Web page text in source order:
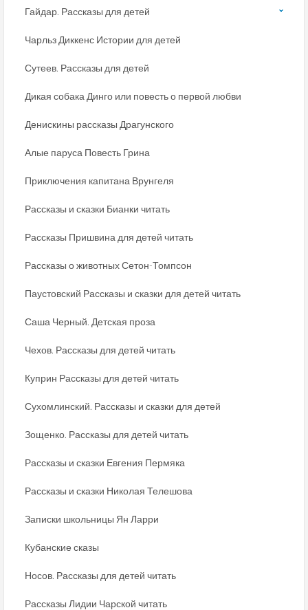
Гайдар. Рассказы для детей
Чарльз Диккенс Истории для детей
Сутеев. Рассказы для детей
Дикая собака Динго или повесть о первой любви
Денискины рассказы Драгунского
Алые паруса Повесть Грина
Приключения капитана Врунгеля
Рассказы и сказки Бианки читать
Рассказы Пришвина для детей читать
Рассказы о животных Сетон-Томпсон
Паустовский Рассказы и сказки для детей читать
Саша Черный. Детская проза
Чехов. Рассказы для детей читать
Куприн Рассказы для детей читать
Сухомлинский. Рассказы и сказки для детей
Зощенко. Рассказы для детей читать
Рассказы и сказки Евгения Пермяка
Рассказы и сказки Николая Телешова
Записки школьницы Ян Ларри
Кубанские сказы
Носов. Рассказы для детей читать
Рассказы Лидии Чарской читать